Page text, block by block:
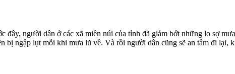
người dân ở các xã miền núi của tỉnh đã giảm bớt những lo sợ
ngập lụt mỗi khi mưa lũ về. Và rồi người dân cũng sẽ an tâm đi lại,